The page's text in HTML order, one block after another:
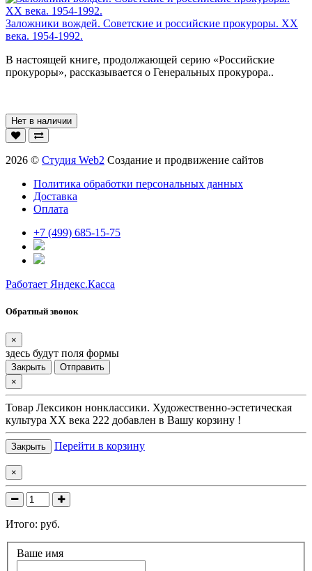
Заложники вождей. Советские и российские прокуроры. ХХ
века. 1954-1992.
В настоящей книге, продолжающей серию «Российские
прокуроры», рассказывается о Генеральных прокурора..
Нет в наличии
2026 © Студия Web2 Создание и продвижение сайтов
Политика обработки персональных данных
Доставка
Оплата
+7 (499) 685-15-75
Работает Яндекс.Касса
Обратный звонок
×
здесь будут поля формы
Закрыть
Отправить
×
Товар Лексикон нонклассики. Художественно-эстетическая
культура XX века 222 добавлен в Вашу корзину !
Закрыть Перейти в корзину
×
Итого: руб.
Ваше имя